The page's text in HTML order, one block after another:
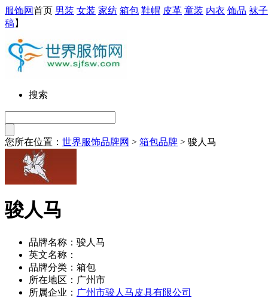
服饰网首页 男装 女装 家纺 箱包 鞋帽 皮革 童装 内衣 饰品 袜子
稿】
搜索
您所在位置： 世界服饰品牌网 > 箱包品牌 > 骏人马
骏人马
品牌名称：骏人马
英文名称：
品牌分类：箱包
所在地区：广州市
所属企业： 广州市骏人马皮具有限公司